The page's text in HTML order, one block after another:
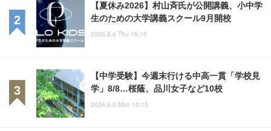
【夏休み2026】村山斉氏が公開講義、小中学
生のための大学講義スクール9月開校
2026.8.6 Thu 19:15
【中学受験】今週末行ける中高一貫「学校見
学」8/8…桜蔭、品川女子など10校
2026.8.3 Mon 10:15